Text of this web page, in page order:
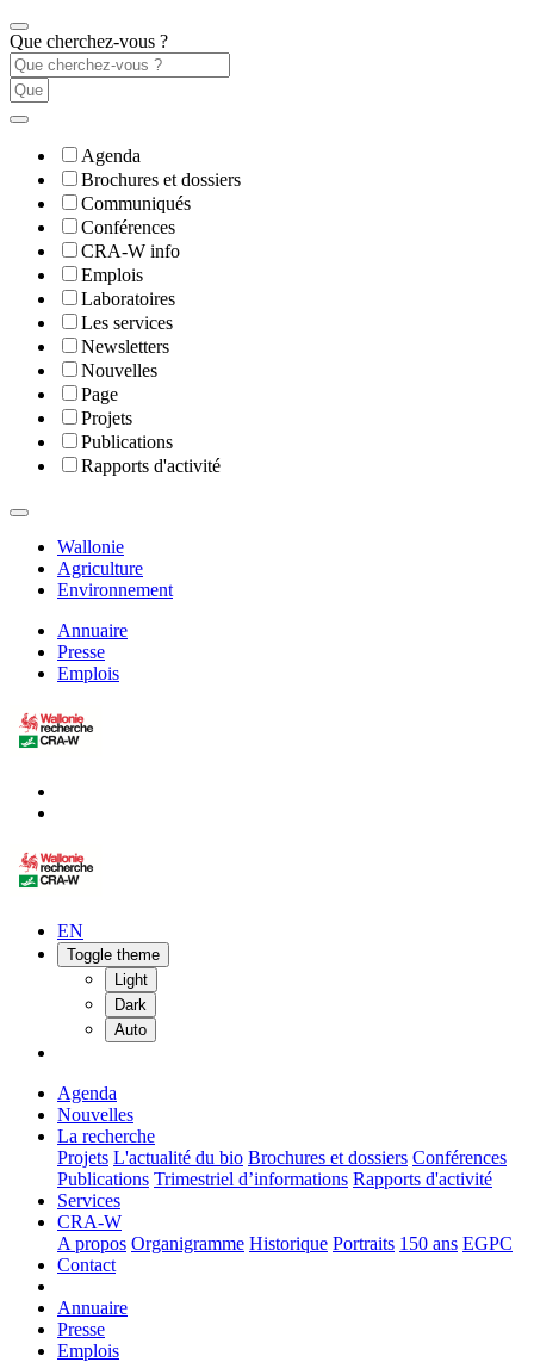
Que cherchez-vous ?
Agenda
Brochures et dossiers
Communiqués
Conférences
CRA-W info
Emplois
Laboratoires
Les services
Newsletters
Nouvelles
Page
Projets
Publications
Rapports d'activité
Wallonie
Agriculture
Environnement
Annuaire
Presse
Emplois
EN
Toggle theme
Light
Dark
Auto
Agenda
Nouvelles
La recherche
Projets L'actualité du bio Brochures et dossiers Conférences
Publications Trimestriel d’informations Rapports d'activité
Services
CRA-W
A propos Organigramme Historique Portraits 150 ans EGPC
Contact
Annuaire
Presse
Emplois